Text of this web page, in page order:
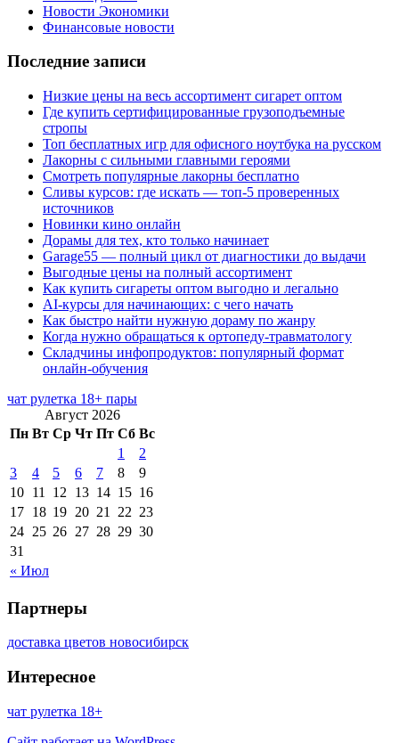
Новости Экономики
Финансовые новости
Последние записи
Низкие цены на весь ассортимент сигарет оптом
Где купить сертифицированные грузоподъемные
стропы
Топ бесплатных игр для офисного ноутбука на русском
Лакорны с сильными главными героями
Смотреть популярные лакорны бесплатно
Сливы курсов: где искать — топ-5 проверенных
источников
Новинки кино онлайн
Дорамы для тех, кто только начинает
Garage55 — полный цикл от диагностики до выдачи
Выгодные цены на полный ассортимент
Как купить сигареты оптом выгодно и легально
AI-курсы для начинающих: с чего начать
Как быстро найти нужную дораму по жанру
Когда нужно обращаться к ортопеду-травматологу
Складчины инфопродуктов: популярный формат
онлайн-обучения
чат рулетка 18+ пары
Август 2026
Пн Вт Ср Чт Пт Сб Вс
« Июл
1
2
3
4 5 6 7 8
9
10 11 12 13 14 15 16
17 18 19 20 21 22 23
24 25 26 27 28 29 30
31
Партнеры
доставка цветов новосибирск
Интересное
чат рулетка 18+